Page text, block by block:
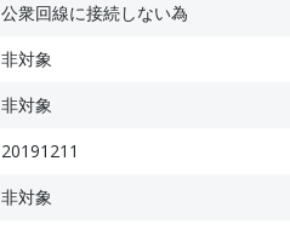
公衆回線に接続しない為
非対象
非対象
20191211
非対象